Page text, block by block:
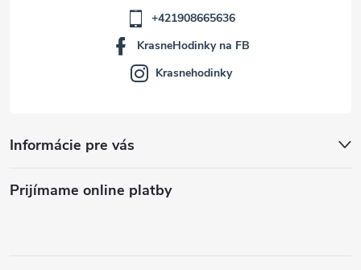
Informácie pre vás
Prijímame online platby
+421908665636
KrasneHodinky na FB
Krasnehodinky